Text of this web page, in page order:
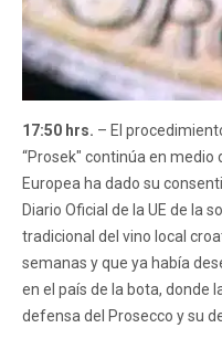
17:50 hrs. – El
“Prosek" continúa en medio
Europea ha dado su
Diario Oficial de la UE de la
tradicional del vino local
semanas y que ya había
en el país de la bota, donde
defensa del Prosecco y su